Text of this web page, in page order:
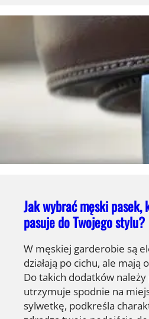
Jak wybrać męski
pasuje do Twojego stylu?
W męskiej garderobie są
działają po cichu, ale mają
Do takich dodatków
utrzymuje spodnie na
sylwetkę, podkreśla